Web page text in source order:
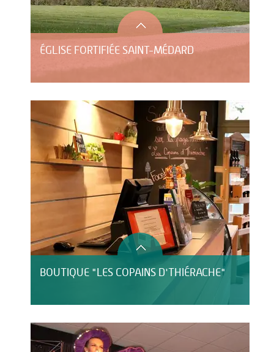
ÉGLISE FORTIFIÉE SAINT-MÉDARD
BOUTIQUE "LES COPAINS D'THIÉRACHE"